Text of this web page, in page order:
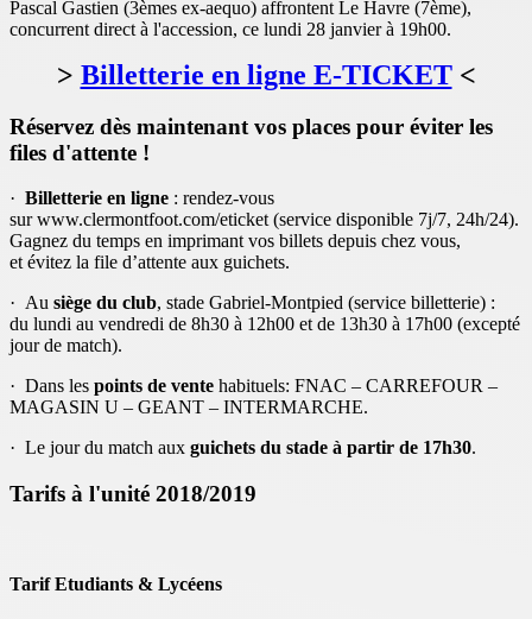
Pascal Gastien (3èmes ex-aequo) affrontent Le Havre (7ème),
concurrent direct à l'accession, ce lundi 28 janvier à 19h00.
> Billetterie en ligne E-TICKET<
Réservez dès maintenant vos places pour éviter les
files d'attente !
· Billetterie en ligne : rendez-vous
sur www.clermontfoot.com/eticket (service disponible 7j/7, 24h/24).
Gagnez du temps en imprimant vos billets depuis chez vous,
et évitez la file d’attente aux guichets.
· Au siège du club, stade Gabriel-Montpied (service billetterie) :
du lundi au vendredi de 8h30 à 12h00 et de 13h30 à 17h00 (excepté
jour de match).
· Dans les points de vente habituels: FNAC – CARREFOUR –
MAGASIN U – GEANT – INTERMARCHE.
· Le jour du match aux guichets du stade à partir de 17h30.
Tarifs à l'unité 2018/2019
Tarif Etudiants & Lycéens